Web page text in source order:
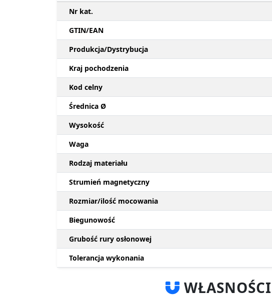
Nr kat.
GTIN/EAN
Produkcja/Dystrybucja
Kraj pochodzenia
Kod celny
Średnica Ø
Wysokość
Waga
Rodzaj materiału
Strumień magnetyczny
Rozmiar/ilość mocowania
Biegunowość
Grubość rury osłonowej
Tolerancja wykonania